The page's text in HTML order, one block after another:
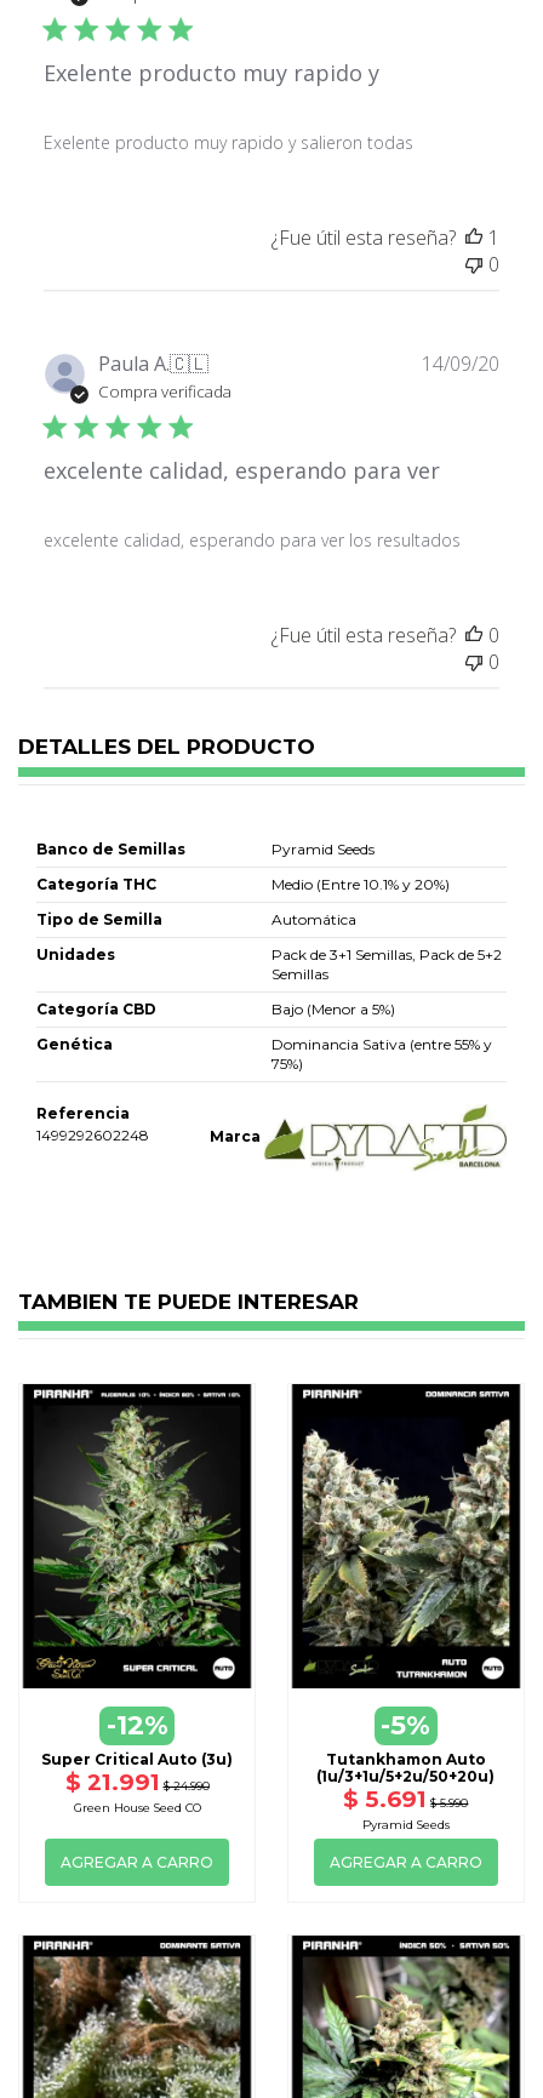
Exelente producto muy rapido y
Exelente producto muy rapido y salieron todas
¿Fue útil esta reseña?
1
0
Paula A.🇨🇱
Compra verificada
excelente calidad, esperando para ver
excelente calidad, esperando para ver los resultados
14/09/20
¿Fue útil esta reseña?
0
0
DETALLES DEL PRODUCTO
Banco de Semillas
Pyramid Seeds
Categoría THC
Medio (Entre 10.1% y 20%)
Tipo de Semilla
Automática
Unidades
Pack de 3+1 Semillas, Pack de 5+2
Semillas
Categoría CBD
Bajo (Menor a 5%)
Genética
Dominancia Sativa (entre 55% y
75%)
Marca
Referencia
1499292602248
TAMBIEN TE PUEDE INTERESAR
-12%
Super Critical Auto (3u)
$ 21.991 $ 24.990
Green House Seed CO
AGREGAR A CARRO
-5%
Tutankhamon Auto
(1u/3+1u/5+2u/50+20u)
$ 5.691 $ 5.990
Pyramid Seeds
AGREGAR A CARRO